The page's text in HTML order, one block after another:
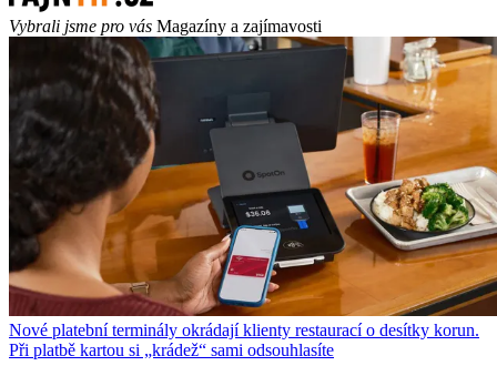
Vybrali jsme pro vás Magazíny a zajímavosti
Nové platební terminály okrádají klienty restaurací o desítky korun.
Při platbě kartou si „krádež“ sami odsouhlasíte